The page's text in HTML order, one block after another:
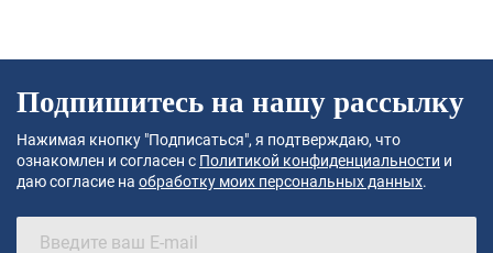
Подпишитесь на нашу рассылку
Нажимая кнопку "Подписаться", я подтверждаю, что
ознакомлен и согласен с Политикой конфиденциальности и
даю согласие на обработку моих персональных данных.